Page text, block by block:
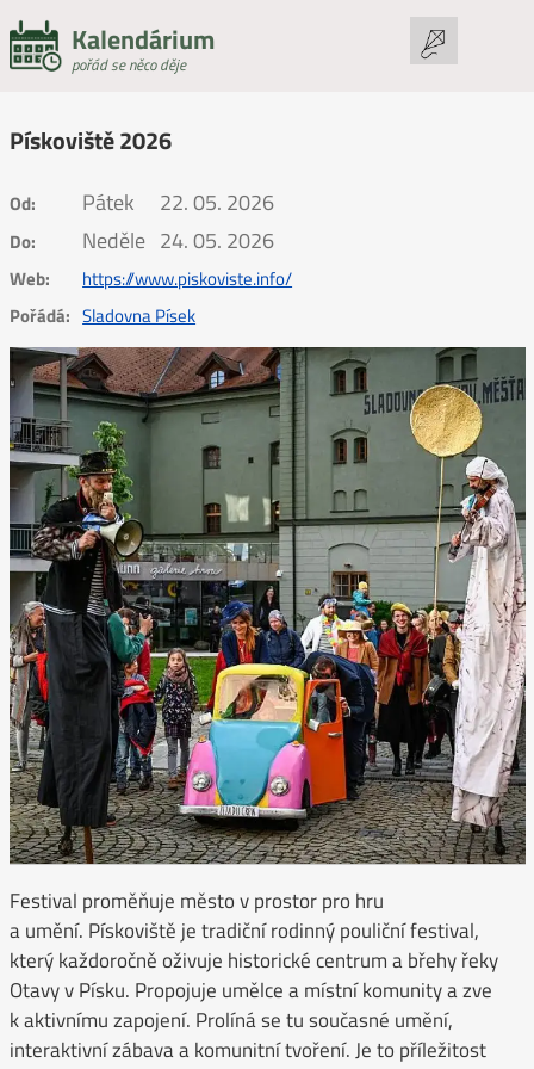
Kalendárium
pořád se něco děje
Pískoviště 2026
Od: Pátek 22. 05. 2026
Do: Neděle 24. 05. 2026
Web:
https://www.piskoviste.info/
Pořádá: Sladovna Písek
Festival proměňuje město v prostor pro hru
a umění. Pískoviště je tradiční rodinný pouliční festival,
který každoročně oživuje historické centrum a břehy řeky
Otavy v Písku. Propojuje umělce a místní komunity a zve
k aktivnímu zapojení. Prolíná se tu současné umění,
interaktivní zábava a komunitní tvoření. Je to příležitost